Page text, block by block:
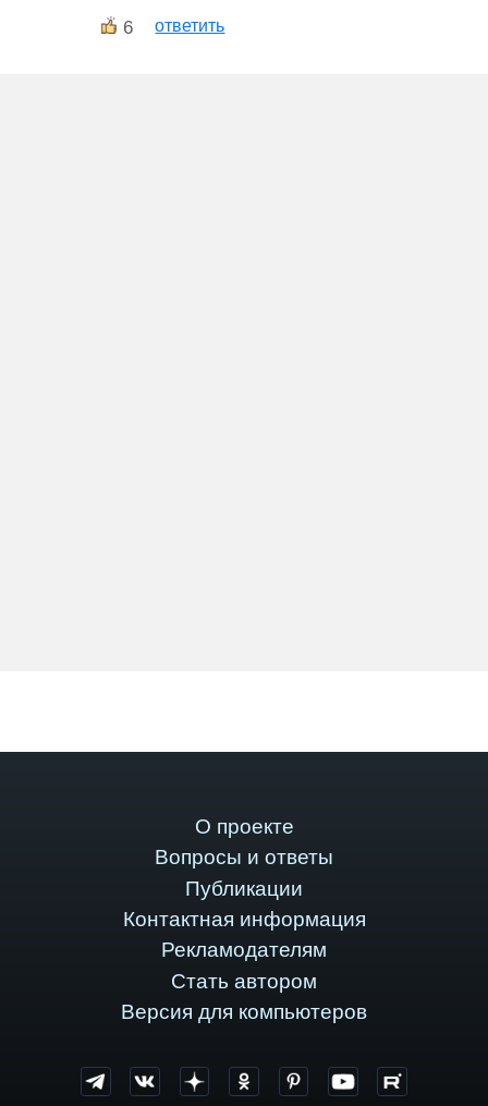
6 ответить
О проекте
Вопросы и ответы
Публикации
Контактная информация
Рекламодателям
Стать автором
Версия для компьютеров